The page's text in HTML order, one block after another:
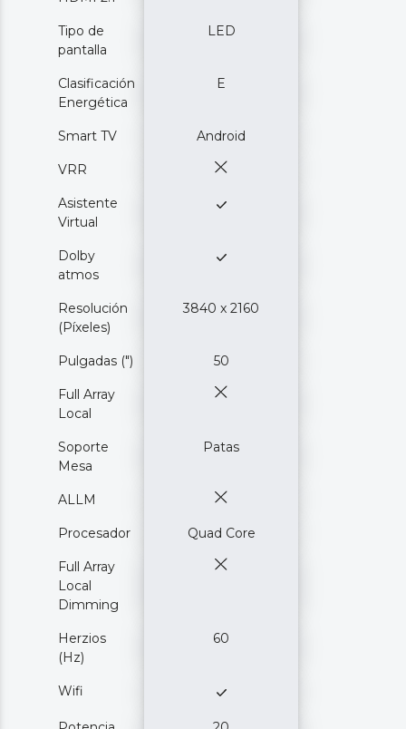
Tipo de
pantalla
LED
Clasificación
Energética
E
Smart TV Android
VRR
Asistente
Virtual
Dolby
atmos
Resolución
(Píxeles)
3840 x 2160
Pulgadas (") 50
Full Array
Local
Soporte
Mesa
Patas
ALLM
Procesador Quad Core
Full Array
Local
Dimming
Herzios
(Hz)
60
Wifi